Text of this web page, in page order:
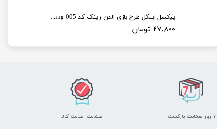
پیکسل ابیگل طرح بازی الدن رینگ کد elden ring 005
۲۷,۸۰۰ تومان
۷ روز ضمانت بازگشت ضمانت اصالت کالا